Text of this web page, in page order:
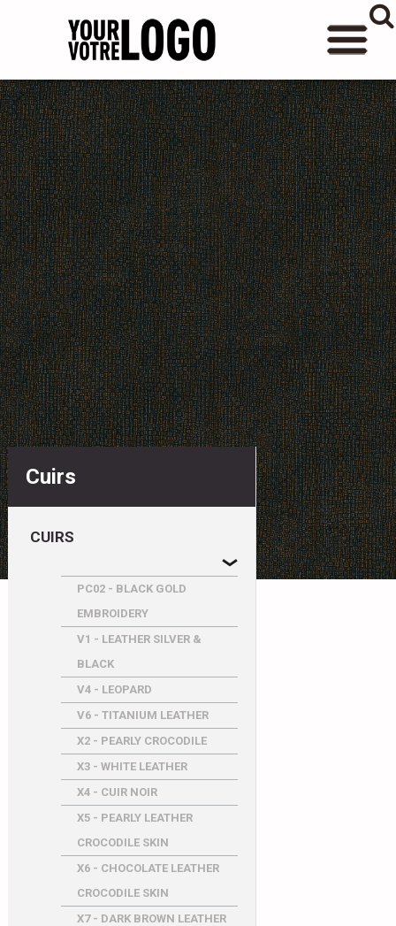
Cuirs
CUIRS
PC02 - BLACK GOLD
EMBROIDERY
V1 - LEATHER SILVER &
BLACK
V4 - LEOPARD
V6 - TITANIUM LEATHER
X2 - PEARLY CROCODILE
X3 - WHITE LEATHER
X4 - CUIR NOIR
X5 - PEARLY LEATHER
CROCODILE SKIN
X6 - CHOCOLATE LEATHER
CROCODILE SKIN
X7 - DARK BROWN LEATHER